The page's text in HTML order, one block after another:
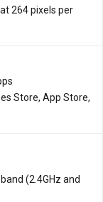
264 pixels per
Store, App Store,
(2.4GHz and